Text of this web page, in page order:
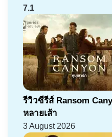
7.1
รีวิวซีรีส์ Ransom
หลายเส้า
3 August 2026